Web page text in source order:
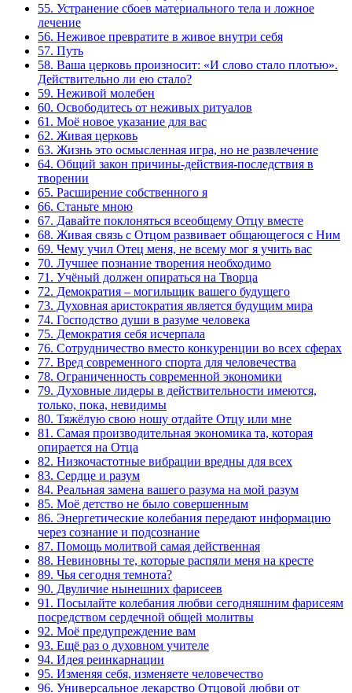
55. Устранение сбоев материального тела и ложное
лечение
56. Неживое превратите в живое внутри себя
57. Путь
58. Ваша церковь произносит: «И слово стало плотью».
Действительно ли ею стало?
59. Неживой молебен
60. Освободитесь от неживых ритуалов
61. Моё новое указание для вас
62. Живая церковь
63. Жизнь это осмысленная игра, но не развлечение
64. Общий закон причины-действия-последствия в
творении
65. Расширение собственного я
66. Станьте мною
67. Давайте поклоняться всеобщему Отцу вместе
68. Живая связь с Отцом развивает общающегося с Ним
69. Чему учил Отец меня, не всему мог я учить вас
70. Лучшее познание творения необходимо
71. Учёный должен опираться на Творца
72. Демократия – могильщик вашего будущего
73. Духовная аристократия является будущим мира
74. Господство души в разуме человека
75. Демократия себя исчерпала
76. Сотрудничество вместо конкуренции во всех сферах
77. Вред современного спорта для человечества
78. Ограниченность современной экономики
79. Духовные лидеры в действительности имеются,
только, пока, невидимы
80. Тяжёлую свою ношу отдайте Отцу или мне
81. Самая производительная экономика та, которая
опирается на Отца
82. Низкочастотные вибрации вредны для всех
83. Сердце и разум
84. Реальная замена вашего разума на мой разум
85. Моё детство не было совершенным
86. Энергетические колебания передают информацию
через сознание и подсознание
87. Помощь молитвой самая действенная
88. Невиновны те, которые распяли меня на кресте
89. Чья сегодня темнота?
90. Двуличие нынешних фарисеев
91. Посылайте колебания любви сегодняшним фарисеям
посредством сердечной общей молитвы
92. Моё предупреждение вам
93. Ещё раз о духовном учителе
94. Идея реинкарнации
95. Изменяя себя, изменяете человечество
96. Универсальное лекарство Отцовой любви от